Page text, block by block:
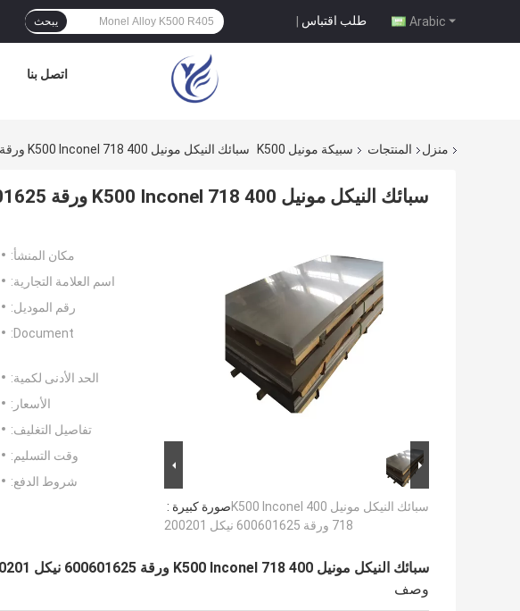
Arabic طلب اقتباس | يبحث
اتصل بنا
منزل المنتجات سبيكة مونيل K500 سبائك النيكل مونيل 400 K500 Inconel 718 ورقة 600601625 نيكل 200201
سبائك النيكل مونيل 400 K500 Inconel 718 ورقة 600601625 نيكل 200201
صورة كبيرة :سبائك النيكل مونيل 400 K500 Inconel
718 ورقة 600601625 نيكل 200201
مكان المنشأ:
اسم العلامة التجارية:
رقم الموديل:
Document:
الحد الأدنى لكمية:
الأسعار:
تفاصيل التغليف:
وقت التسليم:
شروط الدفع:
سبائك النيكل مونيل 400 K500 Inconel 718 ورقة 600601625 نيكل 200201
وصف